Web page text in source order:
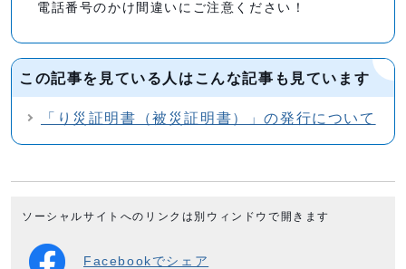
電話番号のかけ間違いにご注意ください！
この記事を見ている人はこんな記事も見ています
「り災証明書（被災証明書）」の発行について
ソーシャルサイトへのリンクは別ウィンドウで開きます
Facebookでシェア